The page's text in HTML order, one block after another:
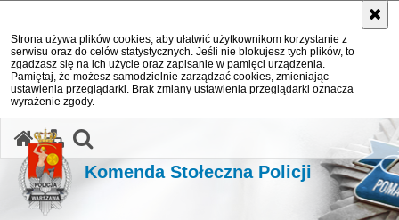
Strona używa plików cookies, aby ułatwić użytkownikom korzystanie z
serwisu oraz do celów statystycznych. Jeśli nie blokujesz tych plików, to
zgadzasz się na ich użycie oraz zapisanie w pamięci urządzenia.
Pamiętaj, że możesz samodzielnie zarządzać cookies, zmieniając
ustawienia przeglądarki. Brak zmiany ustawienia przeglądarki oznacza
wyrażenie zgody.
Komenda Stołeczna Policji